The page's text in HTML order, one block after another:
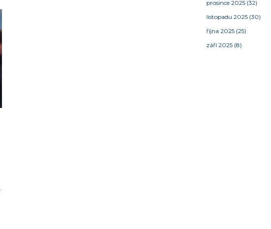
prosince 2025 (32)
listopadu 2025 (30)
října 2025 (25)
září 2025 (8)